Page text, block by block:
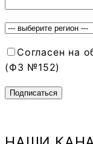
Согласен на
(ФЗ №152)